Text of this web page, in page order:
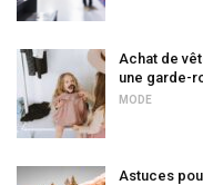
Achat de
une garde-
MODE
Astuces